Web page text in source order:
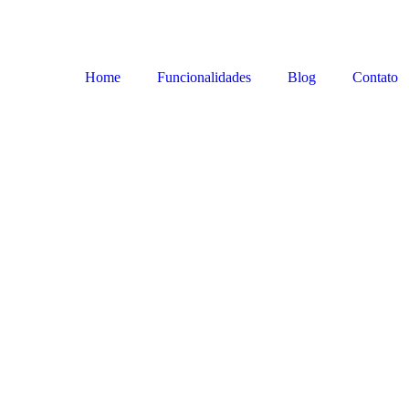
Home Funcionalidades Blog Contato